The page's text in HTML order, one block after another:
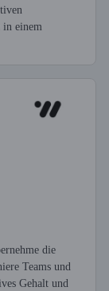
in einem
die
Teams und
Gehalt und